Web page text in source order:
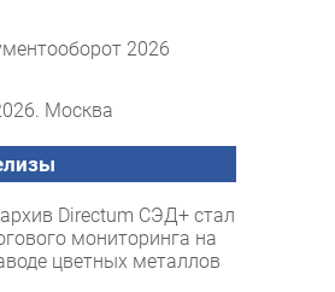
2026
Москва
Directum СЭД+ стал
мониторинга на
цветных металлов